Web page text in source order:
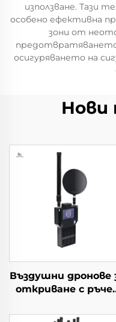
използване. Тази
особено ефективна
зони от
осигуряването на
Нови
Въздушни дронове
откриване с
за защита от